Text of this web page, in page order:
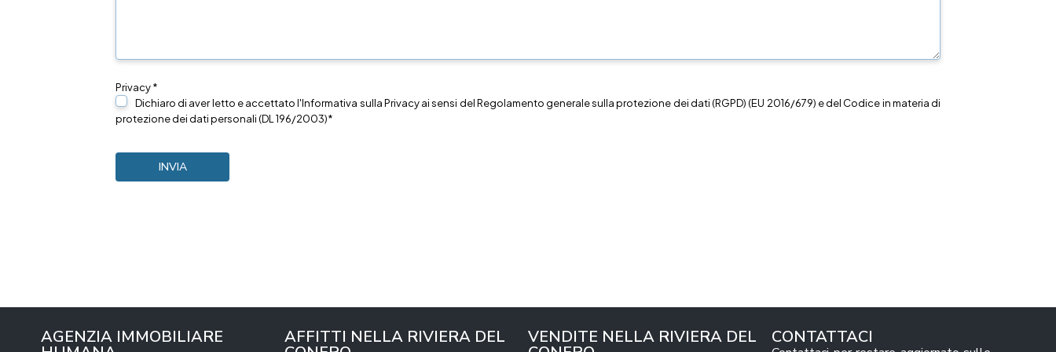
Privacy *
Dichiaro di aver letto e accettato l'Informativa sullaPrivacyai sensi del Regolamento generale sulla protezione dei dati (RGPD) (EU 2016/679) e del Codice in materia di
protezione dei dati personali (DL 196/2003)*
AGENZIA IMMOBILIARE AFFITTI NELLA RIVIERA DEL VENDITE NELLA RIVIERA DEL CONTATTACI